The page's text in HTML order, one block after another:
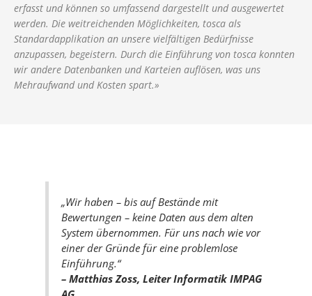
erfasst und können so umfassend dargestellt und ausgewertet
werden. Die weitreichenden Möglichkeiten, tosca als
Standardapplikation an unsere vielfältigen Bedürfnisse
anzupassen, begeistern. Durch die Einführung von tosca konnten
wir andere Datenbanken und Karteien auflösen, was uns
Mehraufwand und Kosten spart.»
„Wir haben – bis auf Bestände mit
Bewertungen – keine Daten aus dem alten
System übernommen. Für uns nach wie vor
einer der Gründe für eine problemlose
Einführung.“
– Matthias Zoss, Leiter Informatik IMPAG